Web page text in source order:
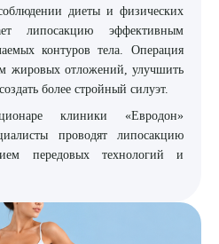
309-05-06
ЗВОНОК
ОНЛАЙН
диеты и физических
липосакцию эффективным
контуров тела. Операция
жировых отложений, улучшить
более стройный силуэт.
клиники «Евродон»
проводят липосакцию
передовых технологий и